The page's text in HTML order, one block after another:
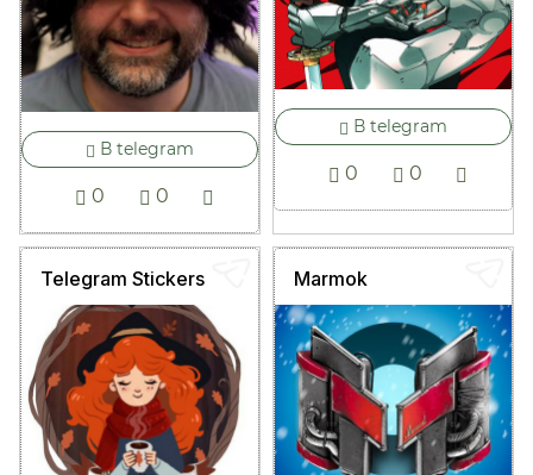
В telegram
0 0
В telegram
0 0
Telegram Stickers Marmok